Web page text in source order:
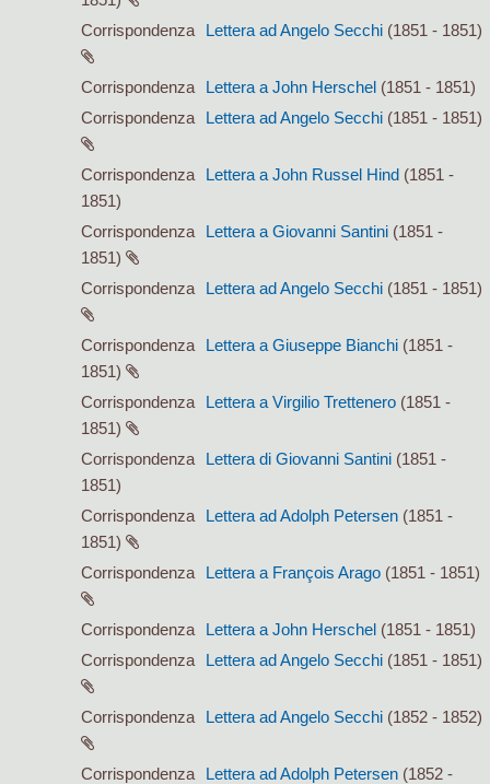
Corrispondenza
Lettera ad Angelo Secchi (1851 - 1851)
Corrispondenza Lettera a John Herschel (1851 - 1851)
Corrispondenza
Lettera ad Angelo Secchi (1851 - 1851)
Corrispondenza Lettera a John Russel Hind (1851 -
1851)
Corrispondenza
Lettera a Giovanni Santini (1851 -
1851)
Corrispondenza
Lettera ad Angelo Secchi (1851 - 1851)
Corrispondenza Lettera a Giuseppe Bianchi (1851 -
1851)
Corrispondenza
Lettera a Virgilio Trettenero (1851 -
1851)
Corrispondenza
Lettera di Giovanni Santini (1851 -
1851)
Corrispondenza
Lettera ad Adolph Petersen (1851 -
1851)
Corrispondenza
Lettera a François Arago (1851 - 1851)
Corrispondenza Lettera a John Herschel (1851 - 1851)
Corrispondenza
Lettera ad Angelo Secchi (1851 - 1851)
Corrispondenza Lettera ad Angelo Secchi (1852 - 1852)
Corrispondenza Lettera ad Adolph Petersen (1852 -